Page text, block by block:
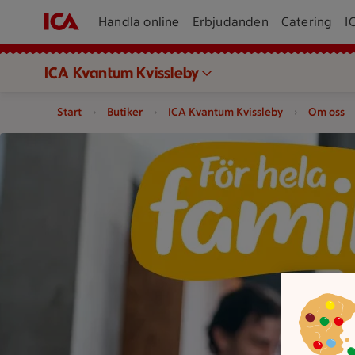
Handla online Erbjudanden Catering
ICA Kvantum Kvissleby
Start Butiker ICA Kvantum Kvissleby Om oss
En person och ett barn tittar på en surfplatta i ett kök